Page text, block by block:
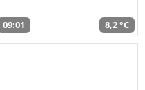
09:01 8,2 °C